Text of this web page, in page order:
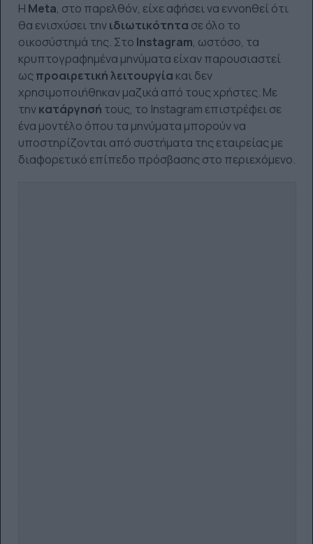
Η Meta, στο παρελθόν, είχε αφήσει να εννοηθεί ότι
θα ενισχύσει τηνιδιωτικότητα σε όλο το
οικοσύστημά της. Στο Instagram, ωστόσο, τα
κρυπτογραφημένα μηνύματα είχαν παρουσιαστεί
ως προαιρετική λειτουργία και δεν
χρησιμοποιήθηκαν μαζικά από τους χρήστες. Με
τηνκατάργησή τους, το Instagram επιστρέφει σε
ένα μοντέλο όπου τα μηνύματα μπορούν να
υποστηρίζονται από συστήματα της εταιρείας με
διαφορετικό επίπεδο πρόσβασης στο περιεχόμενο.